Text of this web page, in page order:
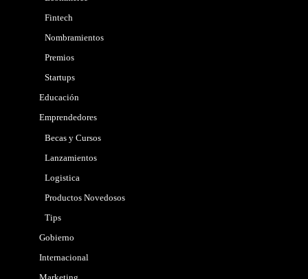
Fintech
Nombramientos
Premios
Startups
Educación
Emprendedores
Becas y Cursos
Lanzamientos
Logistica
Productos Novedosos
Tips
Gobierno
Internacional